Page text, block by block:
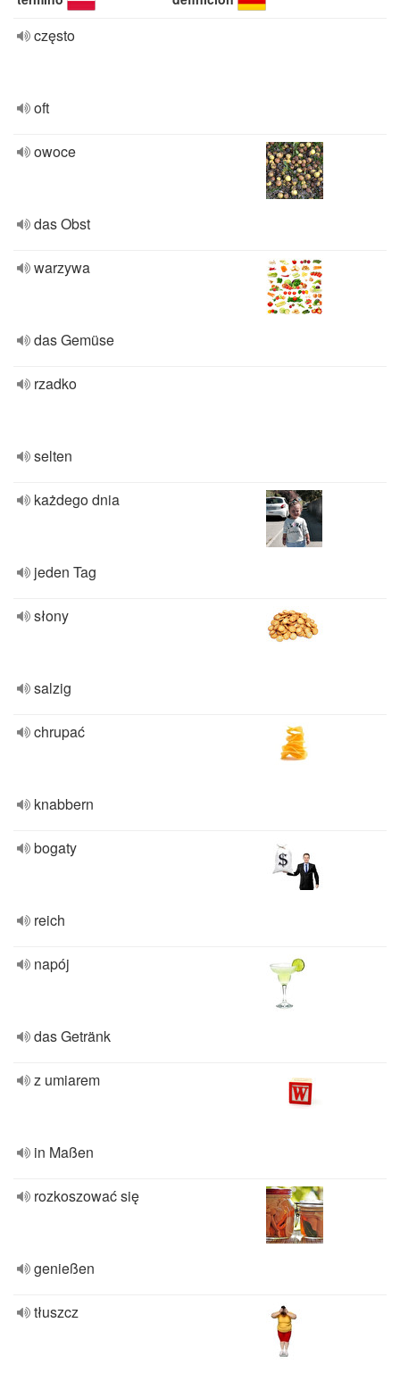
często
oft
owoce
das Obst
warzywa
das Gemüse
rzadko
selten
każdego dnia
jeden Tag
słony
salzig
chrupać
knabbern
bogaty
reich
napój
das Getränk
z umiarem
in Maßen
rozkoszować się
genießen
tłuszcz